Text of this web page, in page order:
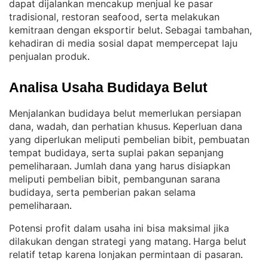
dapat dijalankan mencakup menjual ke pasar
tradisional, restoran seafood, serta melakukan
kemitraan dengan eksportir belut. Sebagai tambahan,
kehadiran di media sosial dapat mempercepat laju
penjualan produk.
Analisa Usaha Budidaya Belut
Menjalankan budidaya belut memerlukan persiapan
dana, wadah, dan perhatian khusus. Keperluan dana
yang diperlukan meliputi pembelian bibit, pembuatan
tempat budidaya, serta suplai pakan sepanjang
pemeliharaan. Jumlah dana yang harus disiapkan
meliputi pembelian bibit, pembangunan sarana
budidaya, serta pemberian pakan selama
pemeliharaan.
Potensi profit dalam usaha ini bisa maksimal jika
dilakukan dengan strategi yang matang. Harga belut
relatif tetap karena lonjakan permintaan di pasaran